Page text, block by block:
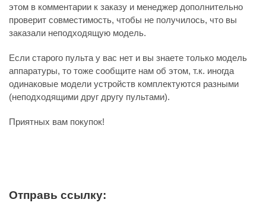
этом в комментарии к заказу и менеджер дополнительно
проверит совместимость, чтобы не получилось, что вы
заказали неподходящую модель.
Если старого пульта у вас нет и вы знаете только модель
аппаратуры, то тоже сообщите нам об этом, т.к. иногда
одинаковые модели устройств комплектуются разными
(неподходящими друг другу пультами).
Приятных вам покупок!
Отправь ссылку: